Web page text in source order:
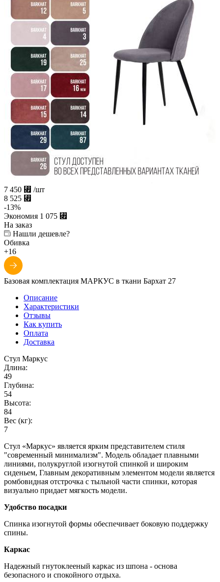
7 450 ⃏ /шт
8 525 ⃏
-13%
Экономия 1 075 ⃏
На заказ
Нашли дешевле?
Обивка
+16
Базовая комплектация МАРКУС в ткани Бархат 27
Описание
Характеристики
Отзывы
Как купить
Оплата
Доставка
Стул Маркус
Длина:
49
Глубина:
54
Высота:
84
Вес (кг):
7
Стул «Маркус» является ярким представителем стиля
"современный минимализм". Модель обладает плавными
линиями, полукруглой изогнутой спинкой и широким
сиденьем, Главным декоративным элементом модели является
ромбовидная отстрочка с тыльной части спинки, которая
визуально придает мягкость модели.
Удобство посадки
Спинка изогнутой формы обеспечивает боковую поддержку
спины.
Каркас
Надежный гнутоклееный каркас из шпона - основа
безопасного и спокойного отдыха.